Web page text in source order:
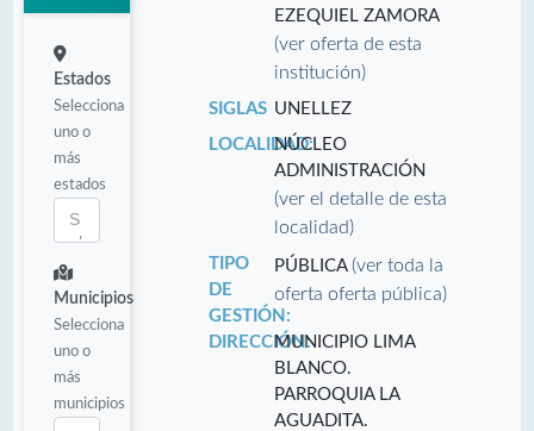
Estados
Selecciona
uno o
más
estados
Municipios
Selecciona
uno o
más
municipios
EZEQUIEL ZAMORA
(ver oferta de esta
institución)
SIGLAS UNELLEZ
LOCALIDAD:NÚCLEO
ADMINISTRACIÓN
(ver el detalle de esta
localidad)
TIPO
DE
GESTIÓN:
PÚBLICA(ver toda la
oferta oferta pública)
DIRECCIÓN:MUNICIPIO LIMA
BLANCO.
PARROQUIA LA
AGUADITA.